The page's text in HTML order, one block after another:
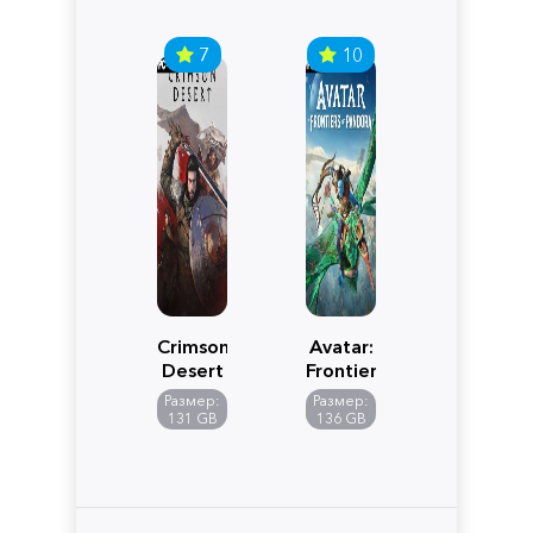
7
Crimson
Desert
Размер:
131 GB
10
Avatar:
Frontiers
of
Pandora
Размер:
136 GB